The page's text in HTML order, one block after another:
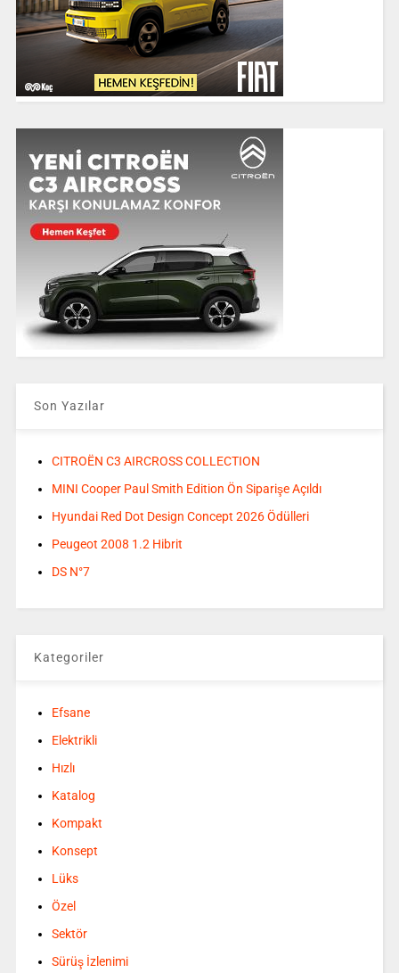
Son Yazılar
CITROËN C3 AIRCROSS COLLECTION
MINI Cooper Paul Smith Edition Ön Siparişe Açıldı
Hyundai Red Dot Design Concept 2026 Ödülleri
Peugeot 2008 1.2 Hibrit
DS N°7
Kategoriler
Efsane
Elektrikli
Hızlı
Katalog
Kompakt
Konsept
Lüks
Özel
Sektör
Sürüş İzlenimi